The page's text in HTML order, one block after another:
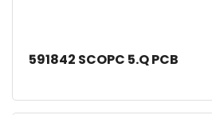
591842 SCOPC 5.Q PCB